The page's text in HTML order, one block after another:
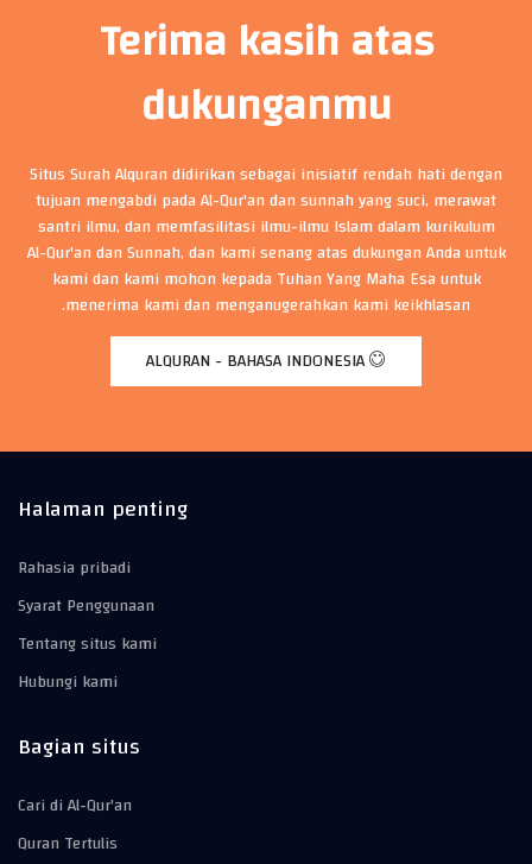
Terima kasih atas
dukunganmu
Situs Surah Alquran didirikan sebagai inisiatif rendah hati dengan
tujuan mengabdi pada Al-Qur'an dan sunnah yang suci, merawat
santri ilmu, dan memfasilitasi ilmu-ilmu Islam dalam kurikulum
Al-Qur'an dan Sunnah, dan kami senang atas dukungan Anda untuk
kami dan kami mohon kepada Tuhan Yang Maha Esa untuk
menerima kami dan menganugerahkan kami keikhlasan.
ALQURAN - BAHASA INDONESIA
Halaman penting
Rahasia pribadi
Syarat Penggunaan
Tentang situs kami
Hubungi kami
Bagian situs
Cari di Al-Qur'an
Quran Tertulis